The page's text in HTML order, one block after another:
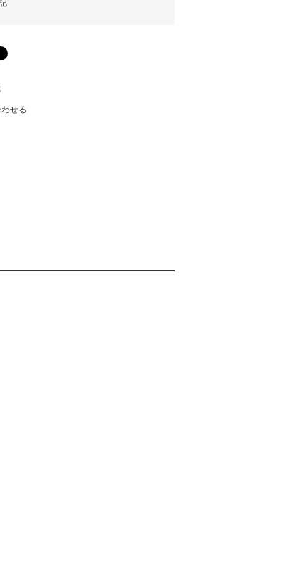
せる